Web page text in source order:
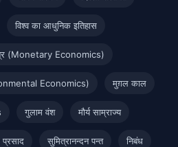
विश्व का आधुनिक इतिहास
(Monetary Economics)
Economics) मुग़ल काल
गुलाम वंश मौर्य साम्राज्य
सुमित्रानन्दन पन्त निबंध